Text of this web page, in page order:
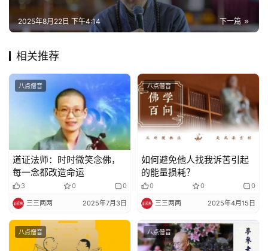
下一篇
2025年8月22日 下午4:14
相关推荐
八点僧音
道证法师：时时微笑念佛，
每一念都改造命运
3 0 0
三三两两 2025年7月3日
八点僧音
如何避免他人找我诉苦引起
的能量损耗？
0 0 0
三三两两 2025年4月15日
八点僧音 八点僧音